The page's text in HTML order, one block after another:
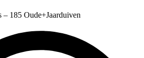
185 Oude+Jaarduiven